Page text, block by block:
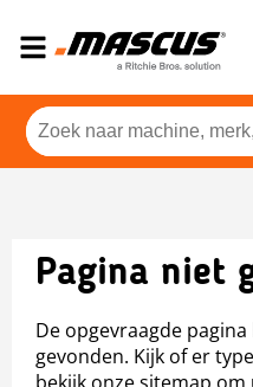
Pagina niet
De opgevraagde
gevonden. Kijk of er